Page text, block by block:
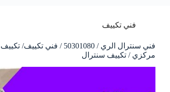
فني تكييف
فني سنترال الري / 50301080 / فني تكييف/ تكييف
مركزي / تكييف سنترال